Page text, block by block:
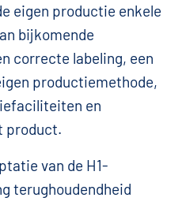
eigen productie enkele
bijkomende
correcte labeling, een
productiemethode,
en
product.
van de H1-
terughoudendheid